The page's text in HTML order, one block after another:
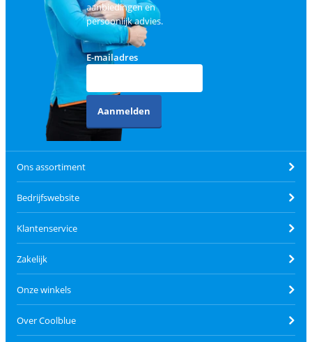
aanbiedingen en
persoonlijk advies.
E-mailadres
Aanmelden
Ons assortiment
Bedrijfswebsite
Klantenservice
Zakelijk
Onze winkels
Over Coolblue